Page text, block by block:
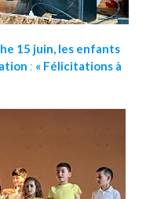
15 juin, les enfants
: « Félicitations à